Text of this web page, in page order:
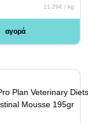
21.29€ / kg
αγορά